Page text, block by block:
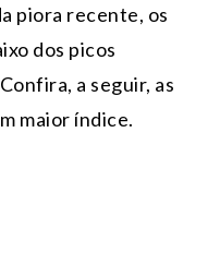
piora recente, os
dos picos
a seguir, as
maior índice.